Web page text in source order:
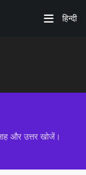
हिन्दी
और उत्तर खोजें।